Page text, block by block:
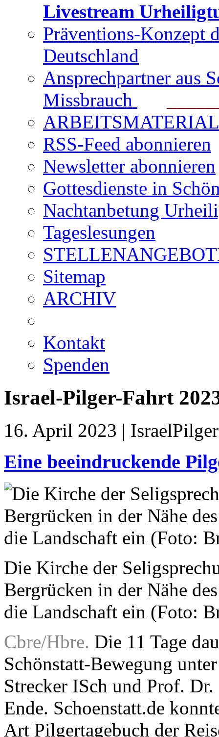
Livestream
Präventions-Konzept
Deutschland
Ansprechpartner aus
Missbrauch
ARBEITSMATERIAL
RSS-Feed abonnieren
Newsletter abonnieren
Gottesdienste in
Nachtanbetung
Tageslesungen
Sitemap
ARCHIV
Kontakt
Spenden
Israel-Pilger-Fahrt
16. April 2023 |
Eine beeindruckende
Die Kirche der
Bergrücken in der Nähe
die Landschaft ein (Foto:
Cbre/Hbre. Die 11 Tage
Schönstatt-Bewegung
Strecker ISch und Prof.
Ende. Schoenstatt.de
Art Pilgertagebuch der